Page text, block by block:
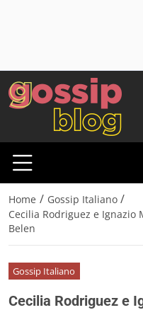
Home / Gossip Italiano /
Cecilia Rodriguez e
Belen
Gossip Italiano
Cecilia Rodriguez e